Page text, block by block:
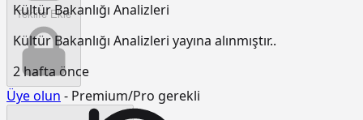
Kültür Bakanlığı Analizleri
Kültür Bakanlığı Analizleri yayına alınmıştır..
2 hafta önce
Teklife Ekle
Üye olun - Premium/Pro gerekli